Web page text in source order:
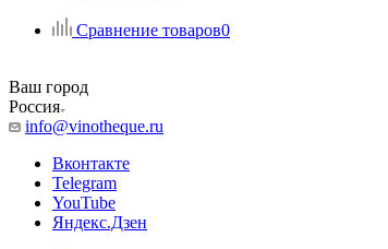
Сравнение товаров0
Ваш город
Россия
info@vinotheque.ru
Вконтакте
Telegram
YouTube
Яндекс.Дзен